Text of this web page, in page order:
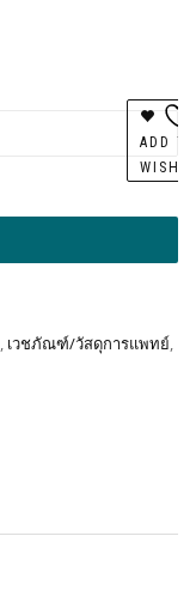
ADD
, เวชภัณฑ์/วัสดุการแพทย์,